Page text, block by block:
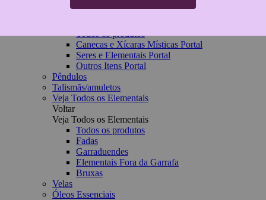
Voltar
Todos os produtos
Canecas e Xícaras Místicas Portal
Seres e Elementais Portal
Outros Itens Portal
Pêndulos
Talismãs/amuletos
Veja Todos os Elementais
Voltar
Veja Todos os Elementais
Todos os produtos
Fadas
Garraduendes
Elementais Fora da Garrafa
Bruxas
Velas
Óleos Essenciais